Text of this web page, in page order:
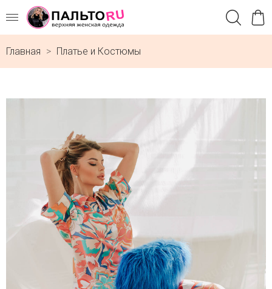
Главная Платье и Костюмы